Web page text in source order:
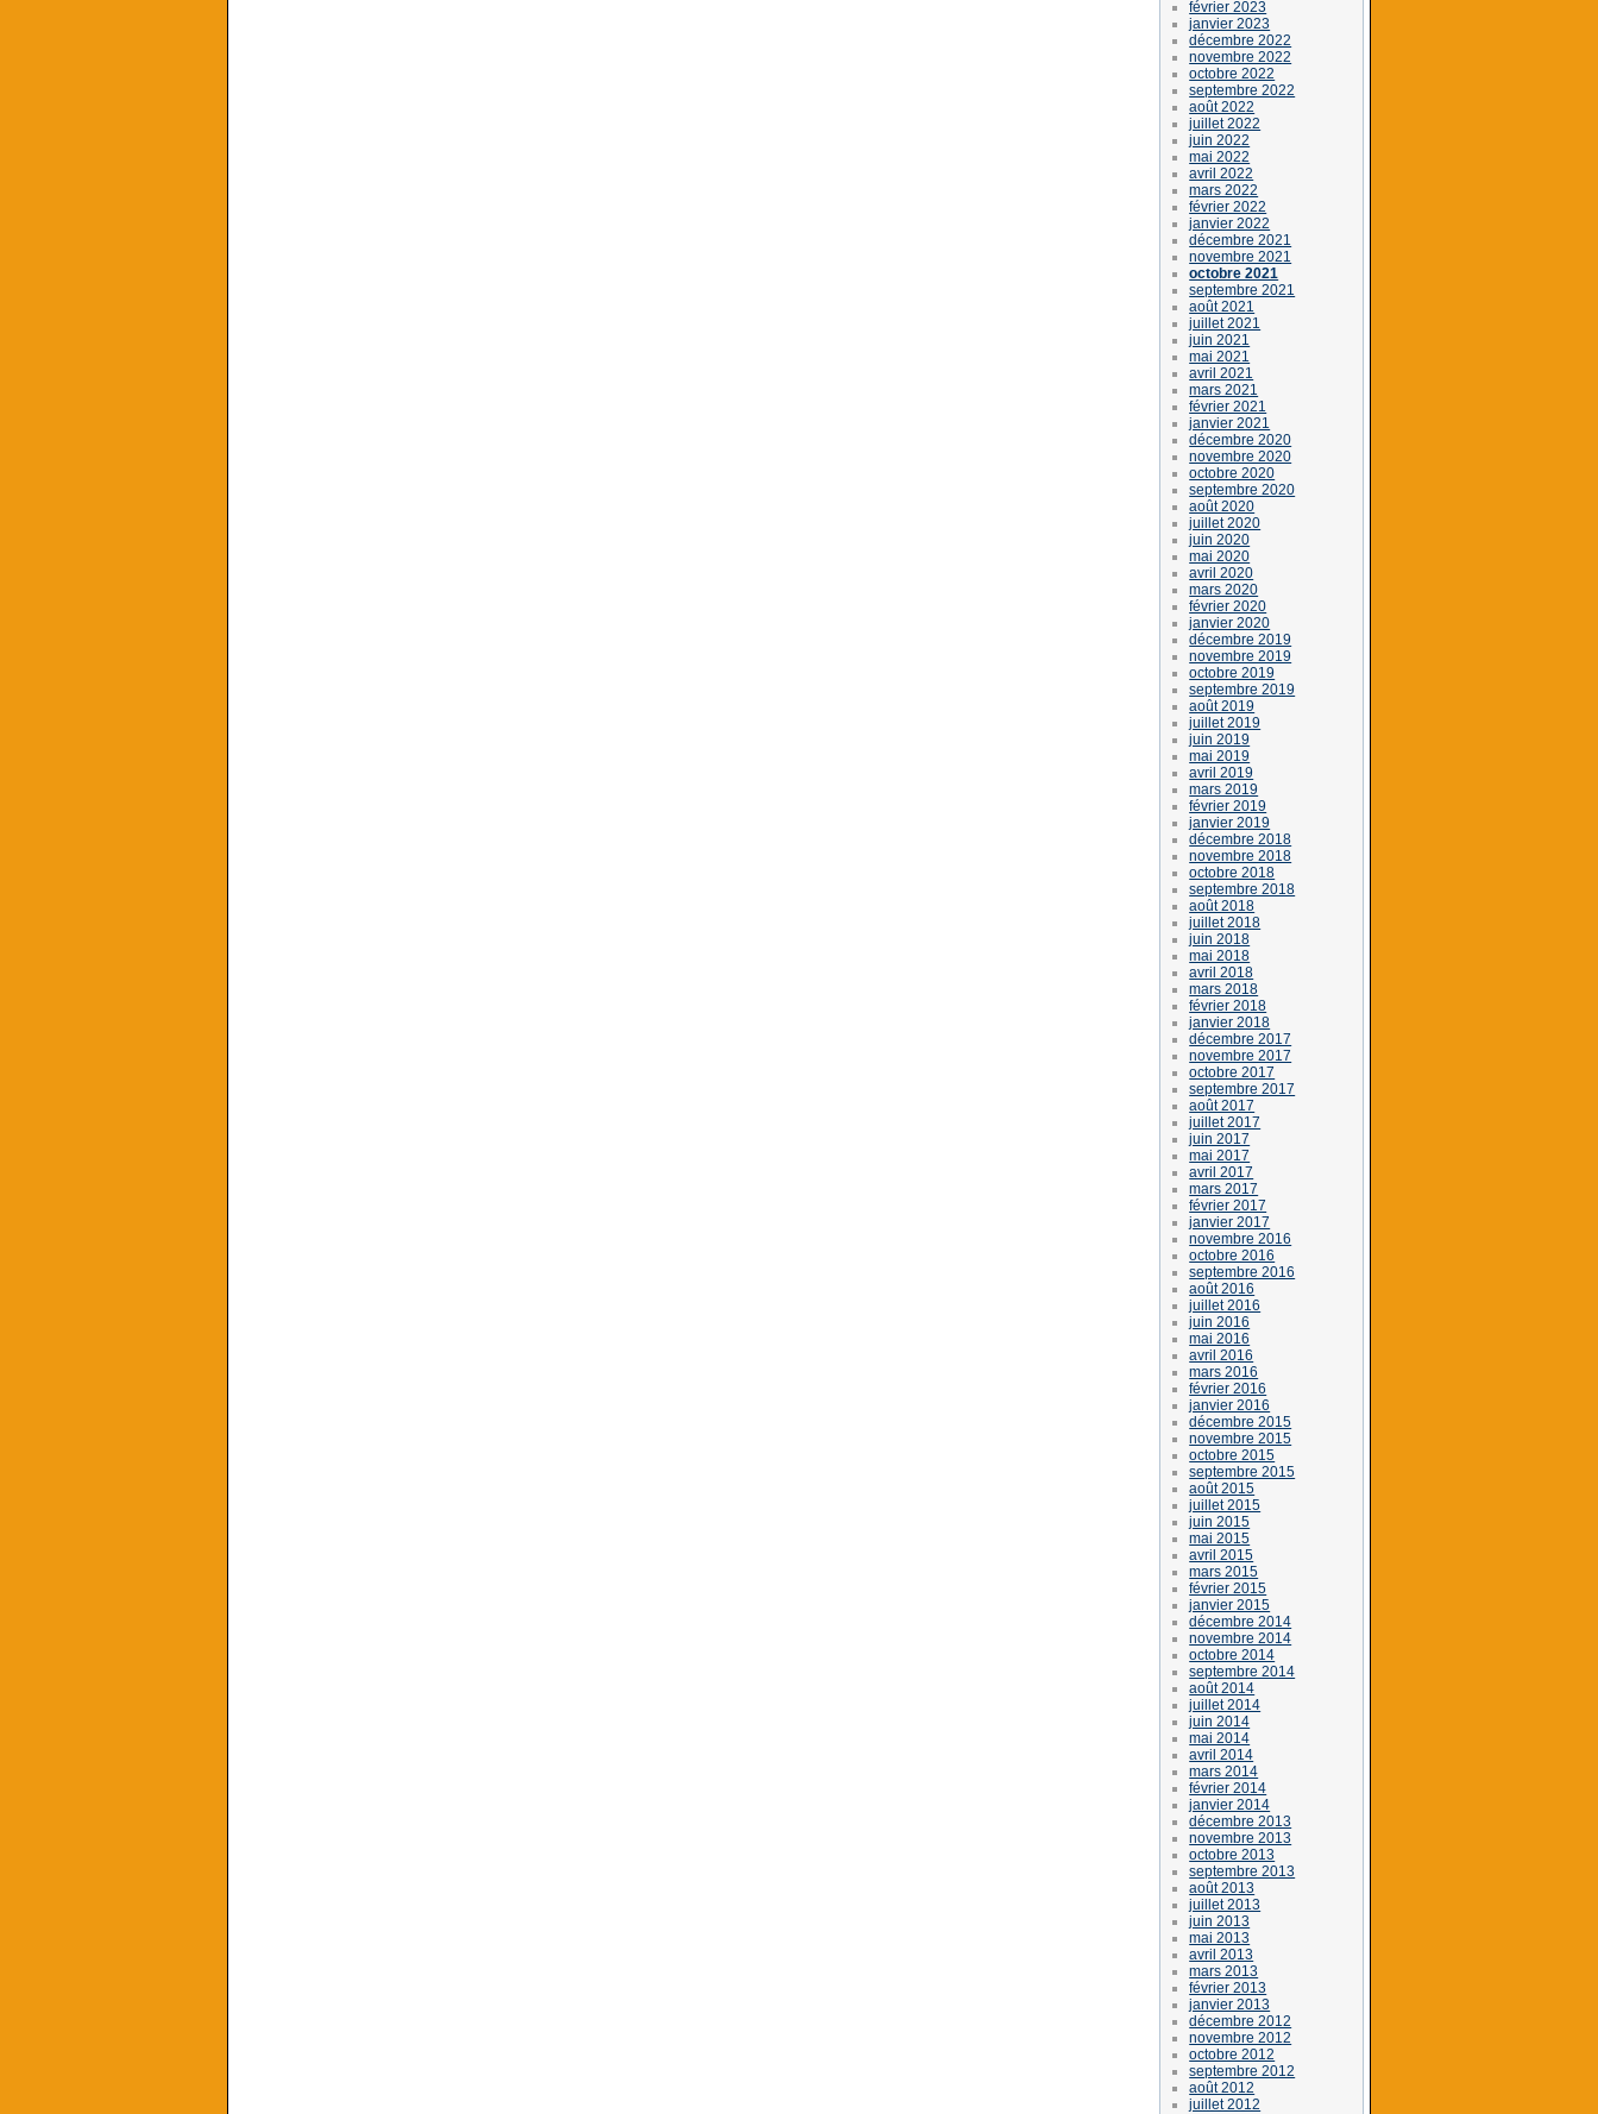
février 2023
janvier 2023
décembre 2022
novembre 2022
octobre 2022
septembre 2022
août 2022
juillet 2022
juin 2022
mai 2022
avril 2022
mars 2022
février 2022
janvier 2022
décembre 2021
novembre 2021
octobre 2021
septembre 2021
août 2021
juillet 2021
juin 2021
mai 2021
avril 2021
mars 2021
février 2021
janvier 2021
décembre 2020
novembre 2020
octobre 2020
septembre 2020
août 2020
juillet 2020
juin 2020
mai 2020
avril 2020
mars 2020
février 2020
janvier 2020
décembre 2019
novembre 2019
octobre 2019
septembre 2019
août 2019
juillet 2019
juin 2019
mai 2019
avril 2019
mars 2019
février 2019
janvier 2019
décembre 2018
novembre 2018
octobre 2018
septembre 2018
août 2018
juillet 2018
juin 2018
mai 2018
avril 2018
mars 2018
février 2018
janvier 2018
décembre 2017
novembre 2017
octobre 2017
septembre 2017
août 2017
juillet 2017
juin 2017
mai 2017
avril 2017
mars 2017
février 2017
janvier 2017
novembre 2016
octobre 2016
septembre 2016
août 2016
juillet 2016
juin 2016
mai 2016
avril 2016
mars 2016
février 2016
janvier 2016
décembre 2015
novembre 2015
octobre 2015
septembre 2015
août 2015
juillet 2015
juin 2015
mai 2015
avril 2015
mars 2015
février 2015
janvier 2015
décembre 2014
novembre 2014
octobre 2014
septembre 2014
août 2014
juillet 2014
juin 2014
mai 2014
avril 2014
mars 2014
février 2014
janvier 2014
décembre 2013
novembre 2013
octobre 2013
septembre 2013
août 2013
juillet 2013
juin 2013
mai 2013
avril 2013
mars 2013
février 2013
janvier 2013
décembre 2012
novembre 2012
octobre 2012
septembre 2012
août 2012
juillet 2012